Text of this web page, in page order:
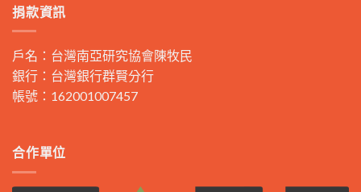
捐款資訊
戶名：台灣南亞研究協會陳牧民
銀行：台灣銀行群賢分行
帳號：162001007457
合作單位